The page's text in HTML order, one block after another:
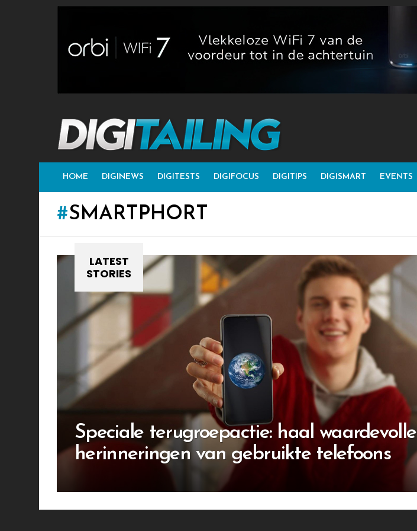
HOME DIGINEWS DIGITESTS DIGIFOCUS DIGITIPS DIGISMART EVENTS
SMARTPHORT
LATEST
STORIES
Speciale terugroepactie: haal waardevolle
herinneringen van gebruikte telefoons